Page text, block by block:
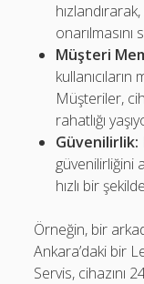
onarılmasını
Müşteri
Müşteriler,
rahatlığı
Güvenilirlik:
güvenilirliğini
hızlı bir
Örneğin, bir
Ankara’daki bir
Servis, cihazını